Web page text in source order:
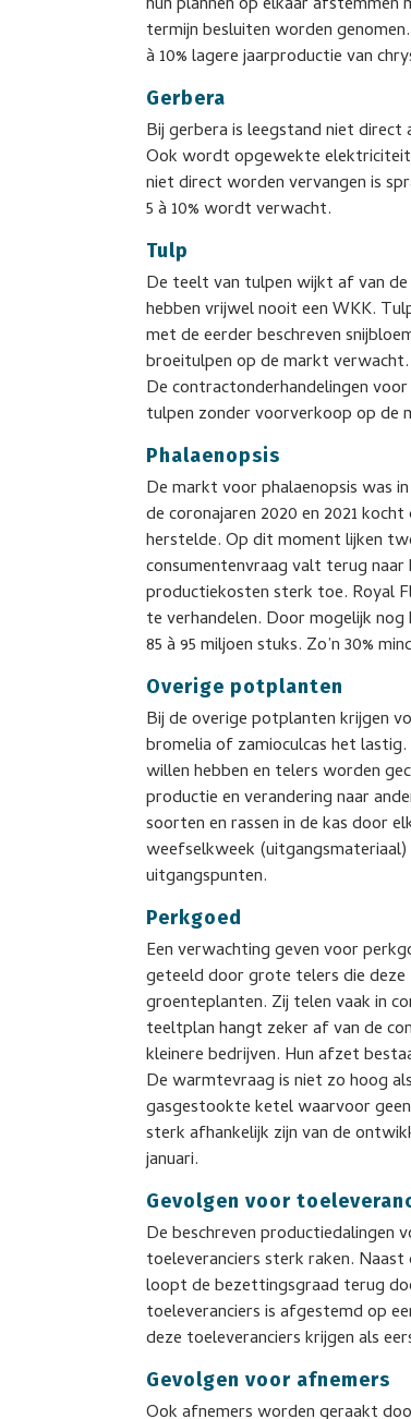
termijn besluiten worden
à 10% lagere jaarproductie van
Gerbera
Bij gerbera is leegstand niet direct
Ook wordt opgewekte
niet direct worden vervangen is
5 à 10% wordt verwacht.
Tulp
De teelt van tulpen wijkt af van de
hebben vrijwel nooit een WKK.
met de eerder beschreven
broeitulpen op de markt
De contractonderhandelingen
tulpen zonder voorverkoop op de
Phalaenopsis
De markt voor phalaenopsis was
de coronajaren 2020 en 2021
herstelde. Op dit moment lijken
consumentenvraag valt terug naar
productiekosten sterk toe. Royal
te verhandelen. Door mogelijk
85 à 95 miljoen stuks. Zo’n 30%
Overige potplanten
Bij de overige potplanten krijgen
bromelia of zamioculcas het
willen hebben en telers worden
productie en verandering naar
soorten en rassen in de kas door
weefselkweek (uitgangsmateriaal)
uitgangspunten.
Perkgoed
Een verwachting geven voor
geteeld door grote telers die
groenteplanten. Zij telen vaak in
teeltplan hangt zeker af van de
kleinere bedrijven. Hun afzet
De warmtevraag is niet zo hoog
gasgestookte ketel waarvoor
sterk afhankelijk zijn van de
januari.
Gevolgen voor
De beschreven productiedalingen
toeleveranciers sterk raken.
loopt de bezettingsgraad terug
toeleveranciers is afgestemd op
deze toeleveranciers krijgen als
Gevolgen voor afnemers